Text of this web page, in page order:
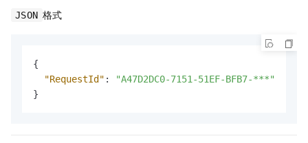
JSON 格式
{
"RequestId" :
"A47D2DC0-7151-51EF-BFB7-***"
}